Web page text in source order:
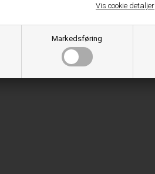
Markedsføring
Vis cookie detaljer